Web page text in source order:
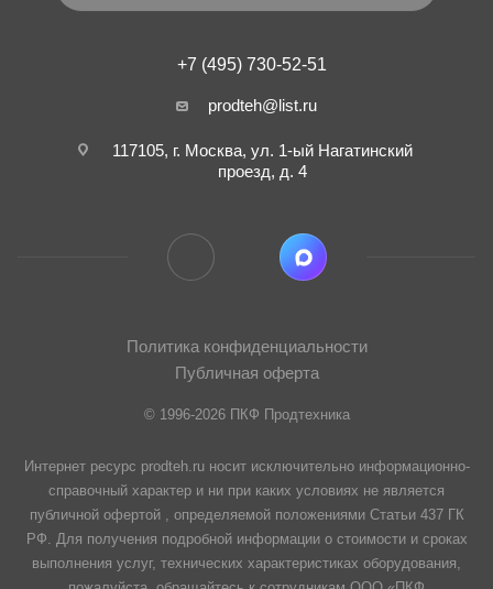
+7 (495) 730-52-51
prodteh@list.ru
117105, г. Москва, ул. 1-ый Нагатинский
проезд, д. 4
Политика конфиденциальности
Публичная оферта
© 1996-2026 ПКФ Продтехника
Интернет ресурс prodteh.ru носит исключительно информационно-
справочный характер и ни при каких условиях не является
публичной офертой , определяемой положениями Статьи 437 ГК
РФ. Для получения подробной информации о стоимости и сроках
выполнения услуг, технических характеристиках оборудования,